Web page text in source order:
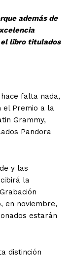
además de
el libro titulados
hace falta nada,
el Premio a la
Grammy,
Pandora
y las
la
en noviembre,
estarán
distinción